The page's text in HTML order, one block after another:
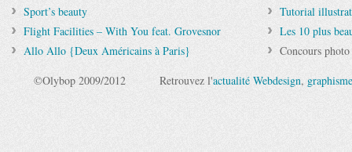
Sport’s beauty
Flight Facilities – With You feat. Grovesnor
Allo Allo {Deux Américains à Paris}
Tutorial
Les 10 plus
Concours
©Olybop 2009/2012
Retrouvez l'actualité Webdesign, graphisme